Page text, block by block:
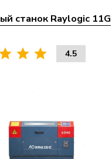
станок Raylogic 11G
4.5